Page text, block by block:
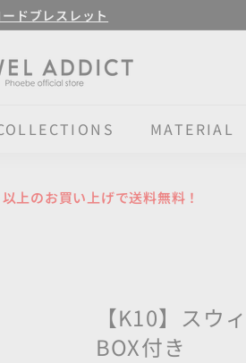
ドブレスレット
J
E
W
A
MATERIAL
上のお買い上げで送料無料！
【K10】ス
BOX付き